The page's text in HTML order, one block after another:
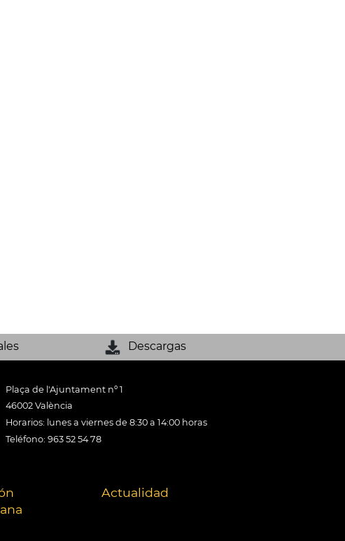
Descargas
Plaça de l'Ajuntament nº 1
46002 València
Horarios: lunes a viernes de 8:30 a 14:00 horas
Teléfono: 963 52 54 78
Actualidad